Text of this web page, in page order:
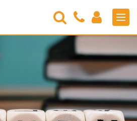
Search
Contact
Us
Login